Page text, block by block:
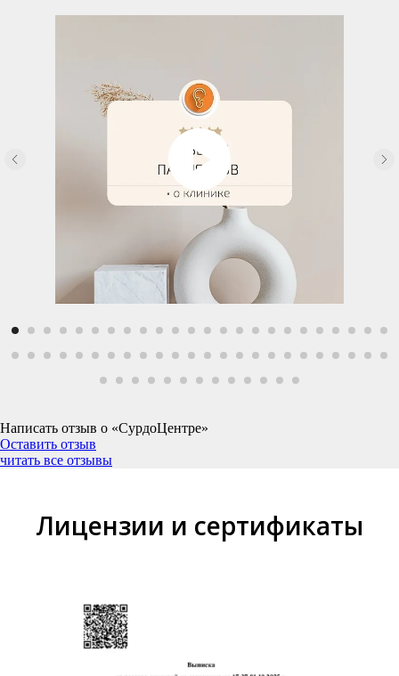
Написать отзыв о «СурдоЦентре»
Оставить отзыв
читать все отзывы
Лицензии и сертификаты